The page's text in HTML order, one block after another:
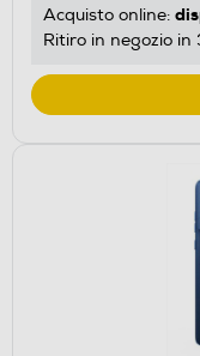
Acquisto online:
Ritiro in negozio